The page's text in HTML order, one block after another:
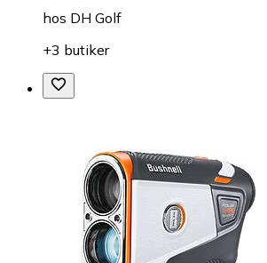
hos DH Golf
+3 butiker